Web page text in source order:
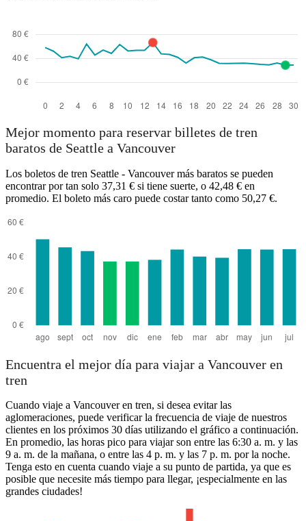
Mejor momento para reservar billetes de tren
baratos de Seattle a Vancouver
Los boletos de tren Seattle - Vancouver más baratos se pueden
encontrar por tan solo 37,31 € si tiene suerte, o 42,48 € en
promedio. El boleto más caro puede costar tanto como 50,27 €.
Encuentra el mejor día para viajar a Vancouver en
tren
Cuando viaje a Vancouver en tren, si desea evitar las
aglomeraciones, puede verificar la frecuencia de viaje de nuestros
clientes en los próximos 30 días utilizando el gráfico a continuación.
En promedio, las horas pico para viajar son entre las 6:30 a. m. y las
9 a. m. de la mañana, o entre las 4 p. m. y las 7 p. m. por la noche.
Tenga esto en cuenta cuando viaje a su punto de partida, ya que es
posible que necesite más tiempo para llegar, ¡especialmente en las
grandes ciudades!